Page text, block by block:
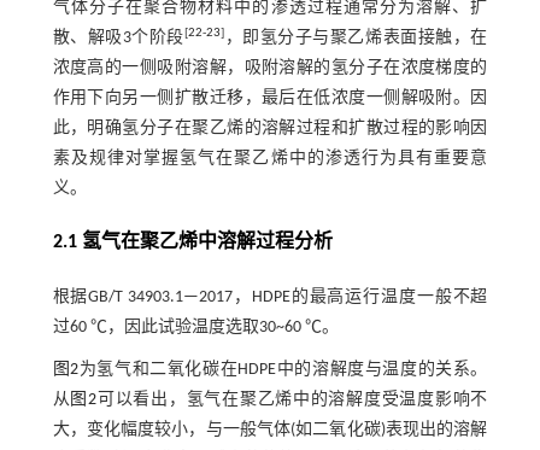
气体分子在聚合物材料中的渗透过程通常分为溶解、扩
散、解吸3个阶段[22-23] ，即氢分子与聚乙烯表面接触，在
浓度高的一侧吸附溶解，吸附溶解的氢分子在浓度梯度的
作用下向另一侧扩散迁移，最后在低浓度一侧解吸附。因
此，明确氢分子在聚乙烯的溶解过程和扩散过程的影响因
素及规律对掌握氢气在聚乙烯中的渗透行为具有重要意
义。
2.1 氢气在聚乙烯中溶解过程分析
根据GB/T 34903.1—2017，HDPE的最高运行温度一般不超
过60 ℃，因此试验温度选取30~60 ℃。
图2为氢气和二氧化碳在HDPE中的溶解度与温度的关系。
从图2 可以看出，氢气在聚乙烯中的溶解度受温度影响不
大，变化幅度较小，与一般气体(如二氧化碳)表现出的溶解